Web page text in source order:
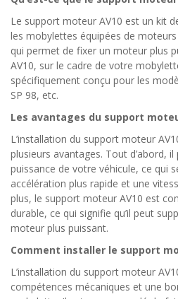
Le support moteur AV10 est un kit
les mobylettes équipées de moteurs
qui permet de fixer un moteur plus
AV10, sur le cadre de votre
spécifiquement conçu pour les
SP 98, etc.
Les avantages du support
L’installation du support moteur
plusieurs avantages. Tout d’abord,
puissance de votre véhicule, ce qui
accélération plus rapide et une
plus, le support moteur AV10 est
durable, ce qui signifie qu’il peut
moteur plus puissant.
Comment installer le support
L’installation du support moteur
compétences mécaniques et une